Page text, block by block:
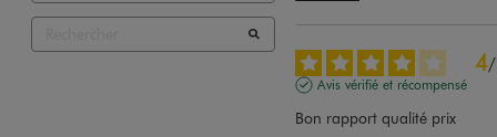
4/
Avis vérifié et récompensé
Bon rapport qualité prix